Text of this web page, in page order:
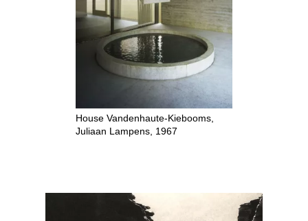
House Vandenhaute-Kiebooms,
Juliaan Lampens, 1967